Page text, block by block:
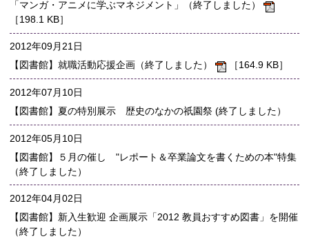
「マンガ・アニメに学ぶマネジメント」（終了しました）
［198.1 KB］
2012年09月21日
【図書館】就職活動応援企画（終了しました）
［164.9 KB］
2012年07月10日
【図書館】夏の特別展示 歴史のなかの祇園祭 (終了しました）
2012年05月10日
【図書館】５月の催し "レポート＆卒業論文を書くための本"特集
（終了しました）
2012年04月02日
【図書館】新入生歓迎 企画展示「2012 教員おすすめ図書」を開催
（終了しました）